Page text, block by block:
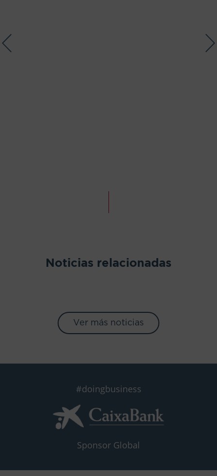
Noticias relacionadas
Ver más noticias
#doingbusiness
Sponsor Global